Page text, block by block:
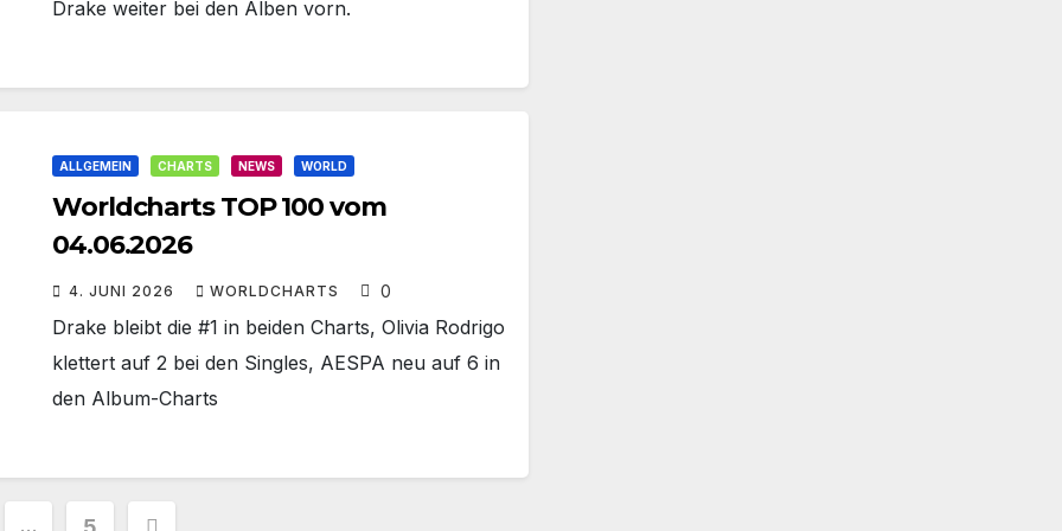
Drake weiter bei den Alben vorn.
ALLGEMEIN CHARTS NEWS WORLD
Worldcharts TOP 100 vom
04.06.2026
4. JUNI 2026 WORLDCHARTS 0
Drake bleibt die #1 in beiden Charts, Olivia Rodrigo
klettert auf 2 bei den Singles, AESPA neu auf 6 in
den Album-Charts
…